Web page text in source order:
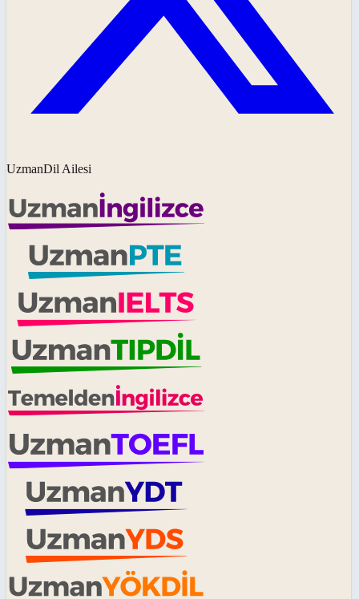
UzmanDil Ailesi